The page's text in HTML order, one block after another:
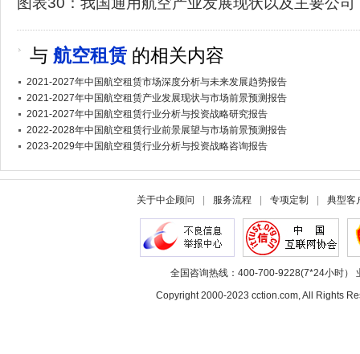
与 航空租赁 的相关内容
2021-2027年中国航空租赁市场深度分析与未来发展趋势报告
2021-2027年中国航空租赁产业发展现状与市场前景预测报告
2021-2027年中国航空租赁行业分析与投资战略研究报告
2022-2028年中国航空租赁行业前景展望与市场前景预测报告
2023-2029年中国航空租赁行业分析与投资战略咨询报告
关于中企顾问 服务流程 专项定制 典型客
全国咨询热线：400-700-9228(7*24小时）
Copyright 2000-2023 cction.com, All Rights